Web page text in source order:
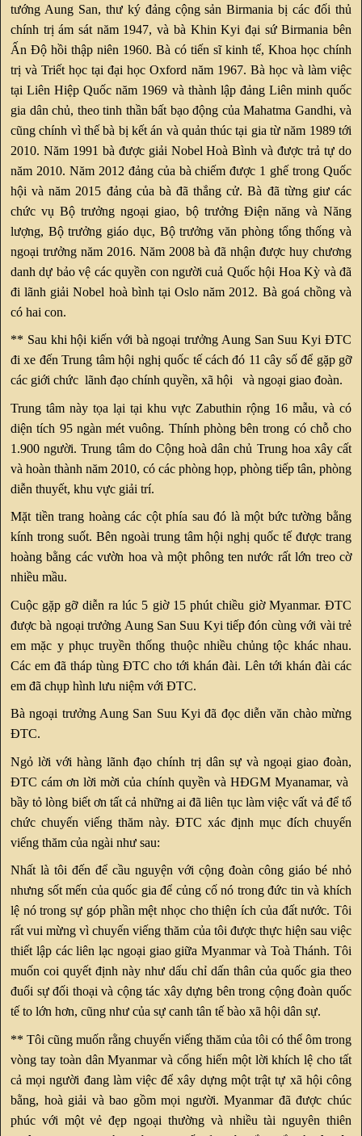
tướng Aung San, thư ký đảng cộng sản Birmania bị các đối thủ
chính trị ám sát năm 1947, và bà Khin Kyi đại sứ Birmania bên
Ấn Độ hồi thập niên 1960. Bà có tiến sĩ kinh tế, Khoa học chính
trị và Triết học tại đại học Oxford năm 1967. Bà học và làm việc
tại Liên Hiệp Quốc năm 1969 và thành lập đảng Liên minh quốc
gia dân chủ, theo tinh thần bất bạo động của Mahatma Gandhi, và
cũng chính vì thế bà bị kết án và quản thúc tại gia từ năm 1989 tới
2010. Năm 1991 bà được giải Nobel Hoà Bình và được trả tự do
năm 2010. Năm 2012 đảng của bà chiếm được 1 ghế trong Quốc
hội và năm 2015 đảng của bà đã thắng cử. Bà đã từng giư các
chức vụ Bộ trưởng ngoại giao, bộ trưởng Điện năng và Năng
lượng, Bộ trưởng giáo dục, Bộ trưởng văn phòng tổng thống và
ngoại trưởng năm 2016. Năm 2008 bà đã nhận được huy chương
danh dự bảo vệ các quyền con người cuả Quốc hội Hoa Kỳ và đã
đi lãnh giải Nobel hoà bình tại Oslo năm 2012. Bà goá chồng và
có hai con.
** Sau khi hội kiến với bà ngoại trưởng Aung San Suu Kyi ĐTC
đi xe đến Trung tâm hội nghị quốc tế cách đó 11 cây số để gặp gỡ
các giới chức lãnh đạo chính quyền, xã hội và ngoại giao đoàn.
Trung tâm này tọa lại tại khu vực Zabuthin rộng 16 mẫu, và có
diện tích 95 ngàn mét vuông. Thính phòng bên trong có chỗ cho
1.900 người. Trung tâm do Cộng hoà dân chủ Trung hoa xây cất
và hoàn thành năm 2010, có các phòng họp, phòng tiếp tân, phòng
diễn thuyết, khu vực giải trí.
Mặt tiền trang hoàng các cột phía sau đó là một bức tường bằng
kính trong suốt. Bên ngoài trung tâm hội nghị quốc tế được trang
hoàng bằng các vườn hoa và một phông ten nước rất lớn treo cờ
nhiều mầu.
Cuộc gặp gỡ diễn ra lúc 5 giờ 15 phút chiều giờ Myanmar. ĐTC
được bà ngoại trưởng Aung San Suu Kyi tiếp đón cùng với vài trẻ
em mặc y phục truyền thống thuộc nhiều chủng tộc khác nhau.
Các em đã tháp tùng ĐTC cho tới khán đài. Lên tới khán đài các
em đã chụp hình lưu niệm với ĐTC.
Bà ngoại trưởng Aung San Suu Kyi đã đọc diễn văn chào mừng
ĐTC.
Ngỏ lời với hàng lãnh đạo chính trị dân sự và ngoại giao đoàn,
ĐTC cám ơn lời mời của chính quyền và HĐGM Myanamar, và
bầy tỏ lòng biết ơn tất cả những ai đã liên tục làm việc vất vả để tổ
chức chuyến viếng thăm này. ĐTC xác định mục đích chuyến
viếng thăm của ngài như sau:
Nhất là tôi đến để cầu nguyện với cộng đoàn công giáo bé nhỏ
nhưng sốt mến của quốc gia để củng cố nó trong đức tin và khích
lệ nó trong sự góp phần mệt nhọc cho thiện ích của đất nước. Tôi
rất vui mừng vì chuyến viếng thăm của tôi được thực hiện sau việc
thiết lập các liên lạc ngoại giao giữa Myanmar và Toà Thánh. Tôi
muốn coi quyết định này như dấu chỉ dấn thân của quốc gia theo
đuổi sự đối thoại và cộng tác xây dựng bên trong cộng đoàn quốc
tế to lớn hơn, cũng như của sự canh tân tế bào xã hội dân sự.
** Tôi cũng muốn rằng chuyến viếng thăm của tôi có thể ôm trong
vòng tay toàn dân Myanmar và cống hiến một lời khích lệ cho tất
cả mọi người đang làm việc để xây dựng một trật tự xã hội công
bằng, hoà giải và bao gồm mọi người. Myanmar đã được chúc
phúc với một vẻ đẹp ngoại thường và nhiều tài nguyên thiên